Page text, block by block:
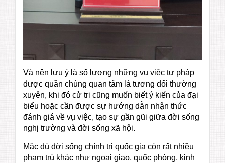
Và nên lưu ý là số lượng những vụ việc tư pháp
được quần chúng quan tâm là tương đối thường
xuyên, khi đó cử tri cũng muốn biết ý kiến của đại
biểu hoặc cần được sự hướng dẫn nhận thức
đánh giá về vụ việc, tạo sự gần gũi giữa đời sống
nghị trường và đời sống xã hội.
Mặc dù đời sống chính trị quốc gia còn rất nhiều
phạm trù khác như ngoại giao, quốc phòng, kinh